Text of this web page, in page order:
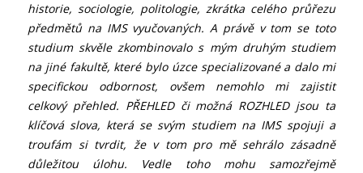
historie, sociologie, politologie, zkrátka celého průřezu
předmětů na IMS vyučovaných. A právě v tom se toto
studium skvěle zkombinovalo s mým druhým studiem
na jiné fakultě, které bylo úzce specializované a dalo mi
specifickou odbornost, ovšem nemohlo mi zajistit
celkový přehled. PŘEHLED či možná ROZHLED jsou ta
klíčová slova, která se svým studiem na IMS spojuji a
troufám si tvrdit, že v tom pro mě sehrálo zásadně
důležitou úlohu. Vedle toho mohu samozřejmě